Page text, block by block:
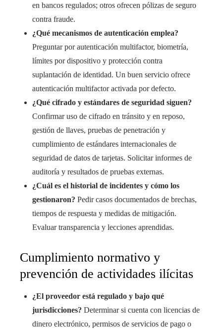
en bancos regulados; otros ofrecen pólizas de seguro
contra fraude.
¿Qué mecanismos de autenticación emplea?
Preguntar por autenticación multifactor, biometría,
límites por dispositivo y protección contra
suplantación de identidad. Un buen servicio ofrece
autenticación multifactor activada por defecto.
¿Qué cifrado y estándares de seguridad siguen?
Confirmar uso de cifrado en tránsito y en reposo,
gestión de llaves, pruebas de penetración y
cumplimiento de estándares internacionales de
seguridad de datos de tarjetas. Solicitar informes de
auditoría y resultados de pruebas externas.
¿Cuál es el historial de incidentes y cómo los
gestionaron? Pedir casos documentados de brechas,
tiempos de respuesta y medidas de mitigación.
Evaluar transparencia y lecciones aprendidas.
Cumplimiento normativo y
prevención de actividades ilícitas
¿El proveedor está regulado y bajo qué
jurisdicciones? Determinar si cuenta con licencias de
dinero electrónico, permisos de servicios de pago o